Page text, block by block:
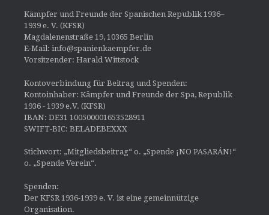
Kämpfer und Freunde der Spanischen Republik 1936–
1939 e. V. (KFSR)
Magdalenenstraße 19, 10365 Berlin
E-Mail: info@spanienkaempfer.de
Vorsitzender: Harald Wittstock
Kontoverbindung für Beitrag und Spenden:
Kontoinhaber: Kämpfer und Freunde der Spa, Republik
1936 - 1939 e.V. (KFSR)
IBAN: DE31 100500001653528911
SWIFT-BIC: BELADEBEXXX
Stichwort: „Mitgliedsbeitrag“ o. „Spende ¡NO PASARÁN!“
o. „Spende Verein“.
Spenden:
Der KFSR 1936-1939 e. V. ist eine gemeinnützige
Organisation.